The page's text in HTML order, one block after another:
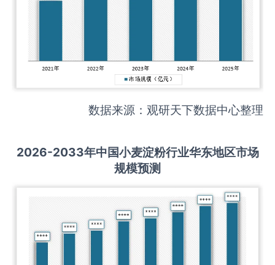
数据来源：观研天下数据中心整理
2026-2033年中国小麦淀粉行业华东地区市场
规模预测